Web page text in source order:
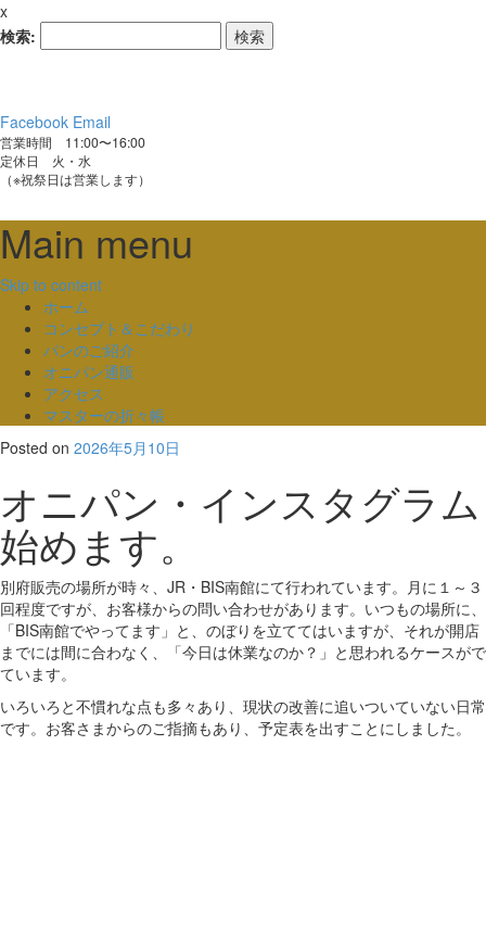
x
検索:
Facebook Email
営業時間 11:00〜16:00
定休日 火・水
（※祝祭日は営業します）
Main menu
Skip to content
ホーム
コンセプト＆こだわり
パンのご紹介
オニパン通販
アクセス
マスターの折々帳
Posted on 2026年5月10日
オニパン・インスタグラム
始めます。
別府販売の場所が時々、JR・BIS南館にて行われています。月に１～３
回程度ですが、お客様からの問い合わせがあります。いつもの場所に、
「BIS南館でやってます」と、のぼりを立ててはいますが、それが開店
までには間に合わなく、「今日は休業なのか？」と思われるケースがで
ています。
いろいろと不慣れな点も多々あり、現状の改善に追いついていない日常
です。お客さまからのご指摘もあり、予定表を出すことにしました。